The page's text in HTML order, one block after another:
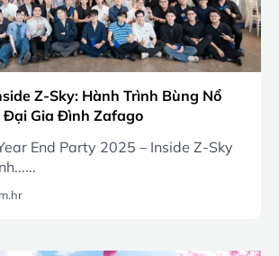
Z-Sky: Hành Trình Bùng Nổ
Đại Gia Đình Zafago
End Party 2025 – Inside Z-Sky